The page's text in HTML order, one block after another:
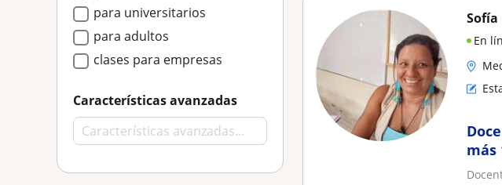
para universitarios
para adultos
clases para empresas
Características avanzadas
Sofía
En
más